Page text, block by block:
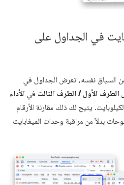
في الجداول على
السياق نفسه، تعرض الجداول في
الأول / الطرف الثالث في الأداء
يتيح لك ذلك مقارنة الأرقام
بدلاً من مراقبة وحدات الميغابايت